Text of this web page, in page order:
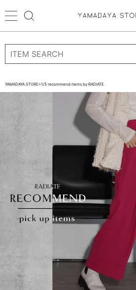
ログイン
お気に入り
CATEGORYから探す
STORE BRAND・LABELから探す
すべての商品
新着商品
予約商品
スタイリング
YAMADAYA STORE>1/5 recommend items by RADIATE